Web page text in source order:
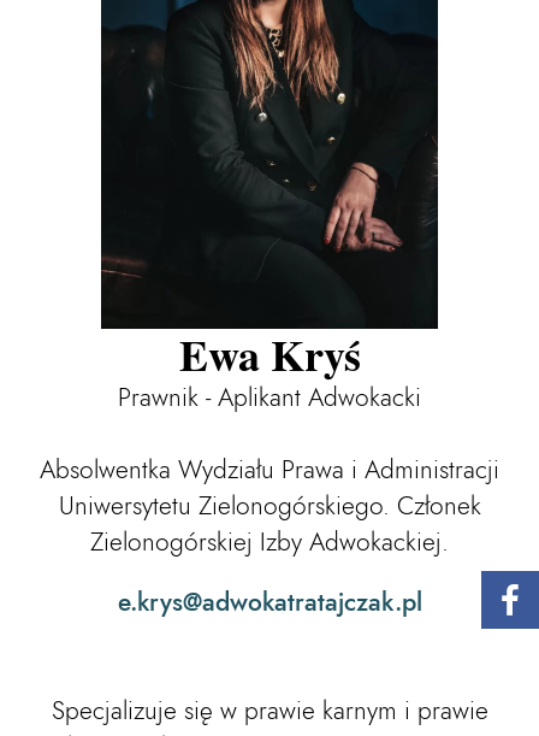
Ewa Kryś
Prawnik - Aplikant Adwokacki
Absolwentka Wydziału Prawa i Administracji
Uniwersytetu Zielonogórskiego. Członek
Zielonogórskiej Izby Adwokackiej.
e.krys@adwokatratajczak.pl
Specjalizuje się w prawie karnym i prawie